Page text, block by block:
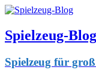
Spielzeug-Blog
Spielzeug für